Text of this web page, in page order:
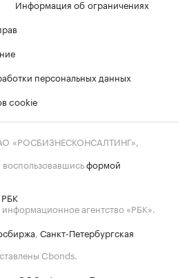
Информация об ограничениях
персональных данных
cookie
«РОСБИЗНЕСКОНСАЛТИНГ»,
формой
информационное агентство «РБК».
, Санкт-Петербургская
Cbonds.